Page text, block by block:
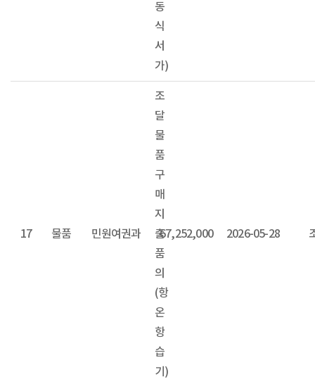
동
식
서
가)
17 물품 민원여권과
조
달
물
품
구
매
지
출
품
의
(항
온
항
습
기)
67,252,000 2026-05-28